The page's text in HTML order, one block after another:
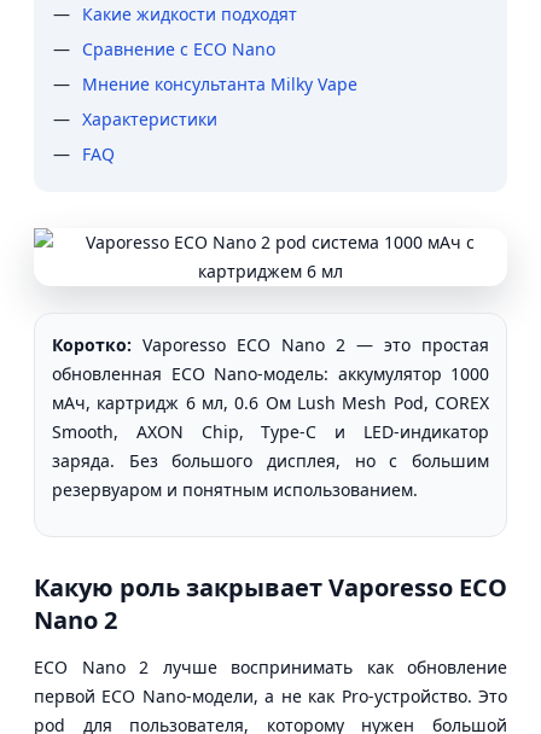
Какие жидкости подходят
Сравнение с ECO Nano
Мнение консультанта Milky Vape
Характеристики
FAQ
Коротко: Vaporesso ECO Nano 2 — это простая
обновленная ECO Nano-модель: аккумулятор 1000
мАч, картридж 6 мл, 0.6 Ом Lush Mesh Pod, COREX
Smooth, AXON Chip, Type-C и LED-индикатор
заряда. Без большого дисплея, но с большим
резервуаром и понятным использованием.
Какую роль закрывает Vaporesso ECO
Nano 2
ECO Nano 2 лучше воспринимать как обновление
первой ECO Nano-модели, а не как Pro-устройство. Это
pod для пользователя, которому нужен большой